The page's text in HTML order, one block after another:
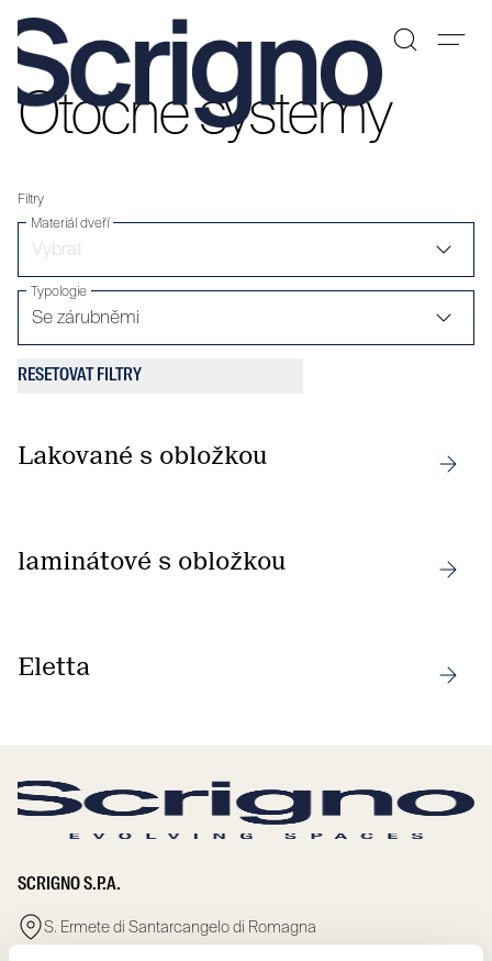
Přeskočit
Otočné systémy
Filtry
Materiál dveří
Typologie
RESETOVAT FILTRY
Lakované s obložkou
laminátové s obložkou
Eletta
SCRIGNO S.P.A.
S. Ermete di Santarcangelo di Romagna